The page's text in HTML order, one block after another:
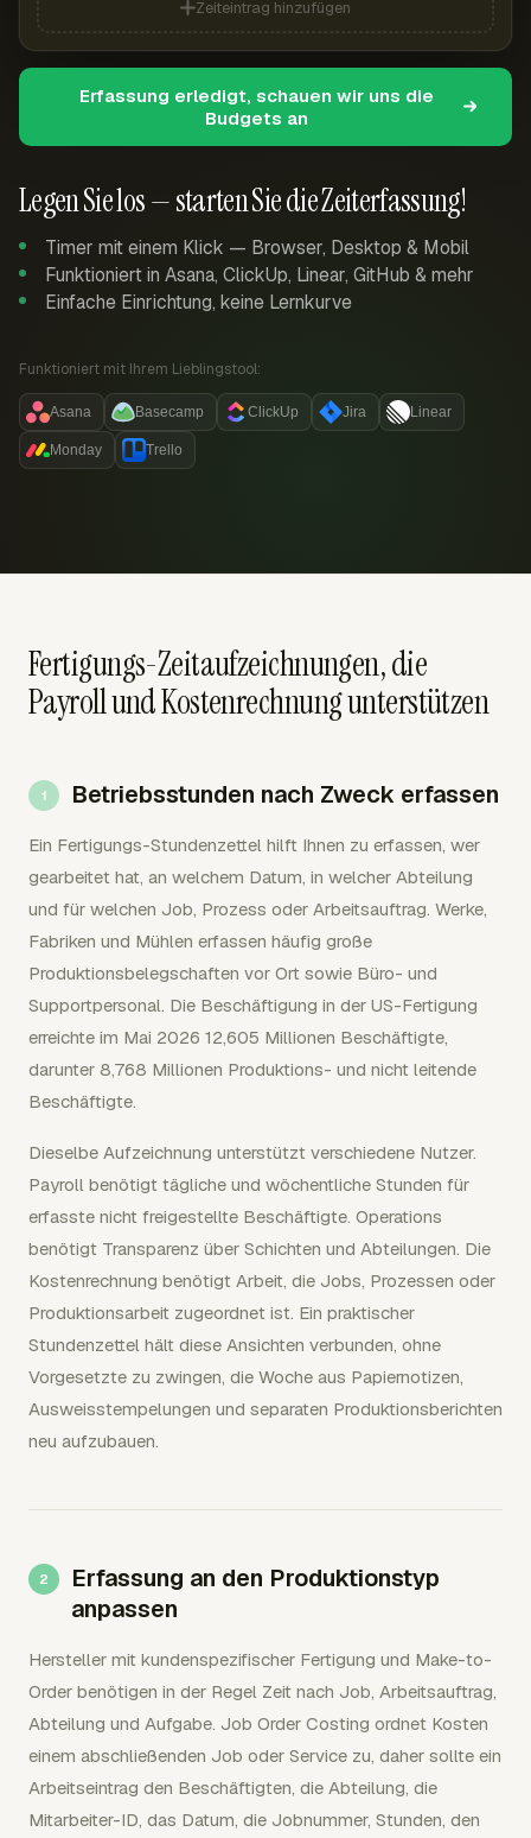
Legen Sie los — starten Sie die Zeiterfassung!
Timer mit einem Klick — Browser, Desktop & Mobil
Funktioniert in Asana, ClickUp, Linear, GitHub & mehr
Einfache Einrichtung, keine Lernkurve
Funktioniert mit Ihrem Lieblingstool:
Asana Basecamp ClickUp Jira Linear
Monday Trello
Zeiteintrag hinzufügen
Erfassung erledigt, schauen wir uns die
Budgets an
Fertigungs-Zeitaufzeichnungen, die
Payroll und Kostenrechnung unterstützen
Betriebsstunden nach Zweck erfassen
Ein Fertigungs-Stundenzettel hilft Ihnen zu erfassen, wer
gearbeitet hat, an welchem Datum, in welcher Abteilung
und für welchen Job, Prozess oder Arbeitsauftrag. Werke,
Fabriken und Mühlen erfassen häufig große
Produktionsbelegschaften vor Ort sowie Büro- und
Supportpersonal. Die Beschäftigung in der US-Fertigung
erreichte im Mai 2026 12,605 Millionen Beschäftigte,
darunter 8,768 Millionen Produktions- und nicht leitende
Beschäftigte.
Dieselbe Aufzeichnung unterstützt verschiedene Nutzer.
Payroll benötigt tägliche und wöchentliche Stunden für
erfasste nicht freigestellte Beschäftigte. Operations
benötigt Transparenz über Schichten und Abteilungen. Die
Kostenrechnung benötigt Arbeit, die Jobs, Prozessen oder
Produktionsarbeit zugeordnet ist. Ein praktischer
Stundenzettel hält diese Ansichten verbunden, ohne
Vorgesetzte zu zwingen, die Woche aus Papiernotizen,
Ausweisstempelungen und separaten Produktionsberichten
neu aufzubauen.
Erfassung an den Produktionstyp
anpassen
Hersteller mit kundenspezifischer Fertigung und Make-to-
Order benötigen in der Regel Zeit nach Job, Arbeitsauftrag,
Abteilung und Aufgabe. Job Order Costing ordnet Kosten
einem abschließenden Job oder Service zu, daher sollte ein
Arbeitseintrag den Beschäftigten, die Abteilung, die
Mitarbeiter-ID, das Datum, die Jobnummer, Stunden, den